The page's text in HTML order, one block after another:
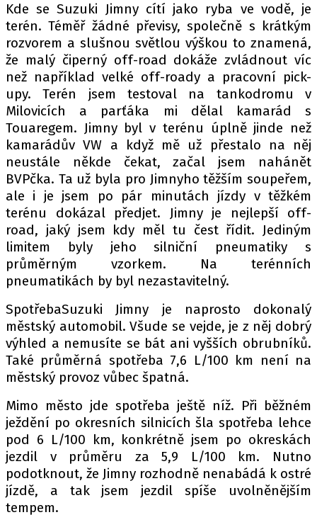
Kde se Suzuki Jimny cítí jako ryba ve vodě, je
terén. Téměř žádné převisy, společně s krátkým
rozvorem a slušnou světlou výškou to znamená,
že malý čiperný off-road dokáže zvládnout víc
než například velké off-roady a pracovní pick-
upy. Terén jsem testoval na tankodromu v
Milovicích a parťáka mi dělal kamarád s
Touaregem. Jimny byl v terénu úplně jinde než
kamarádův VW a když mě už přestalo na něj
neustále někde čekat, začal jsem nahánět
BVPčka. Ta už byla pro Jimnyho těžším soupeřem,
ale i je jsem po pár minutách jízdy v těžkém
terénu dokázal předjet. Jimny je nejlepší off-
road, jaký jsem kdy měl tu čest řídit. Jediným
limitem byly jeho silniční pneumatiky s
průměrným vzorkem. Na terénních
pneumatikách by byl nezastavitelný.
SpotřebaSuzuki Jimny je naprosto dokonalý
městský automobil. Všude se vejde, je z něj dobrý
výhled a nemusíte se bát ani vyšších obrubníků.
Také průměrná spotřeba 7,6 L/100 km není na
městský provoz vůbec špatná.
Mimo město jde spotřeba ještě níž. Při běžném
ježdění po okresních silnicích šla spotřeba lehce
pod 6 L/100 km, konkrétně jsem po okreskách
jezdil v průměru za 5,9 L/100 km. Nutno
podotknout, že Jimny rozhodně nenabádá k ostré
jízdě, a tak jsem jezdil spíše uvolněnějším
tempem.